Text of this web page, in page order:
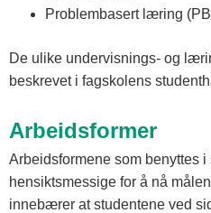
Problembasert læring
De ulike undervisnings- og
beskrevet i fagskolens
Arbeidsformer
Arbeidsformene som benyttes
hensiktsmessige for å nå
innebærer at studentene ved